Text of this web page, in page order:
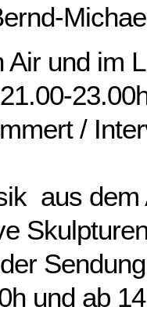
Air und im
/
aus dem
und ab